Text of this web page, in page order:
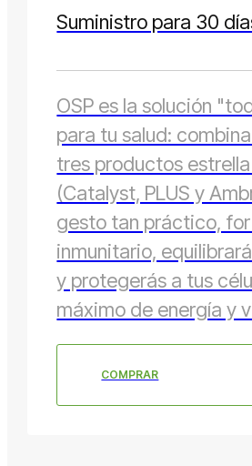
Suministro para 30
OSP es la solución
para tu salud:
tres productos
(Catalyst, PLUS y
gesto tan práctico,
inmunitario,
y protegerás a tus
máximo de energía y
COMPRAR